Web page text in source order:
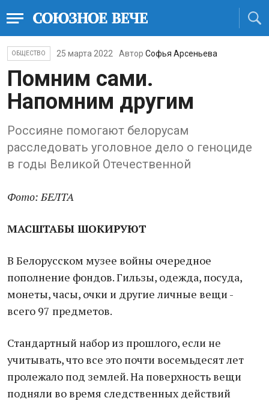
ОБЩЕСТВО 25 марта 2022 Автор Софья Арсеньева
Помним сами.
Напомним другим
Россияне помогают белорусам
расследовать уголовное дело о геноциде
в годы Великой Отечественной
Фото: БЕЛТА
МАСШТАБЫ ШОКИРУЮТ
В Белорусском музее войны очередное
пополнение фондов. Гильзы, одежда, посуда,
монеты, часы, очки и другие личные вещи -
всего 97 предметов.
Стандартный набор из прошлого, если не
учитывать, что все это почти восемьдесят лет
пролежало под землей. На поверхность вещи
подняли во время следственных действий